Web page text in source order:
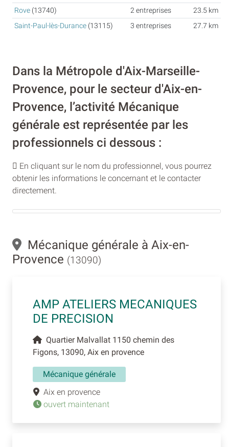
Rove (13740) 2 entreprises
23.5 km
Saint-Paul-lès-Durance (13115) 3 entreprises 27.7 km
Dans la Métropole d'Aix-Marseille-
Provence, pour le secteur d'Aix-en-
Provence, l’activité Mécanique
générale est représentée par les
professionnels ci dessous :
En cliquant sur le nom du professionnel, vous pourrez
obtenir les informations le concernant et le contacter
directement.
Mécanique générale à Aix-en-
Provence (13090)
AMP ATELIERS MECANIQUES
DE PRECISION
Quartier Malvallat 1150 chemin des
Figons, 13090, Aix en provence
Mécanique générale
Aix en provence
ouvert maintenant